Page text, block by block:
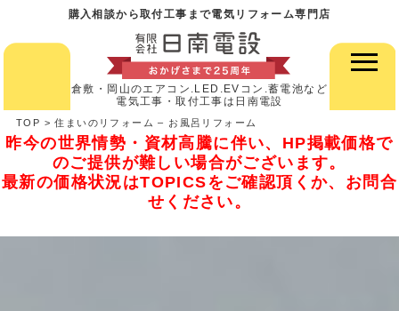
購入相談から取付工事まで電気リフォーム専門店
倉敷・岡山のエアコン.LED.EVコン.蓄電池など
電気工事・取付工事は日南電設
TOP >住まいのリフォーム – お風呂リフォーム
昨今の世界情勢・資材高騰に伴い、HP掲載価格で
のご提供が難しい場合がございます。
最新の価格状況はTOPICSをご確認頂くか、お問合
せください。